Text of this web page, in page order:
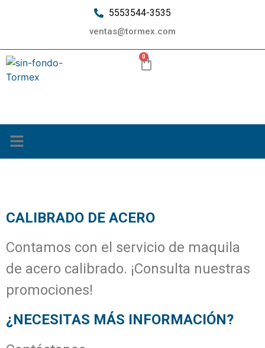
5553544-3535
ventas@tormex.com
0
CALIBRADO DE ACERO
Contamos con el servicio de maquila
de acero calibrado. ¡Consulta nuestras
promociones!
¿NECESITAS MÁS INFORMACIÓN?